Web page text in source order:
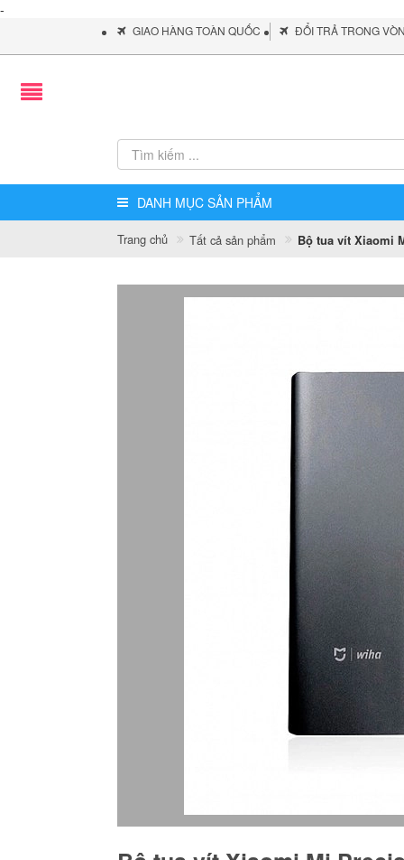
-
GIAO HÀNG TOÀN QUỐC ĐỔI TRẢ TRONG
DANH MỤC SẢN PHẨM
Trang chủ Tất cả sản phẩm Bộ tua vít Xiaomi